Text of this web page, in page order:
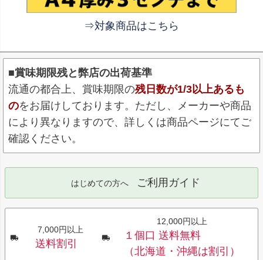
⇒対象商品はこちら
■賞味期限残と弊店の出荷基準
流通の都合上、賞味期限の残日数が1/3以上あるも
のをお届けしております。ただし、メーカーや商品
により異なりますので、詳しくは商品ページにてご
確認ください。
はじめての方へ ご利用ガイド
7,000円以上
送料割引
12,000円以上
１個口 送料無料
（北海道・沖縄は割引）